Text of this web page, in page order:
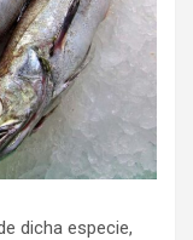
dicha especie,